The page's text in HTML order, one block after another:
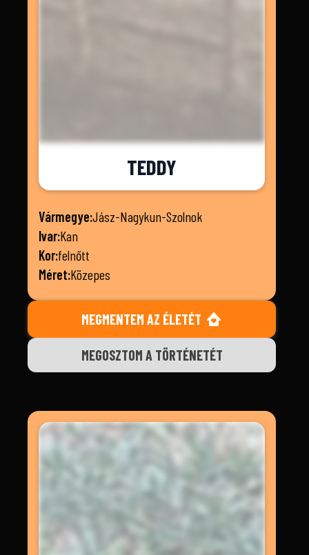
TEDDY
Vármegye:Jász-Nagykun-Szolnok
Ivar:Kan
Kor:felnőtt
Méret:Közepes
MEGMENTEM AZ ÉLETÉT
MEGOSZTOM A TÖRTÉNETÉT